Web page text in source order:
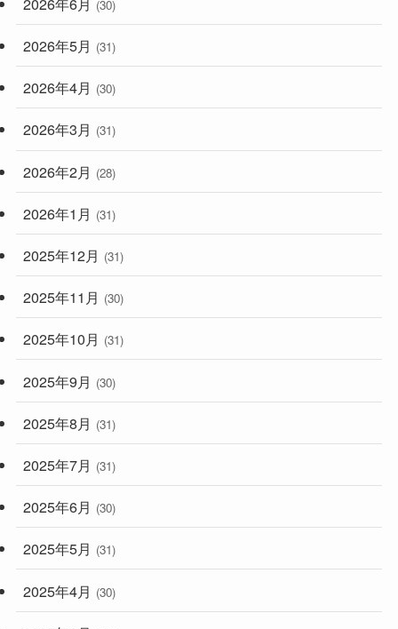
(30)
2026年5月 (31)
2026年4月 (30)
2026年3月 (31)
2026年2月 (28)
2026年1月 (31)
2025年12月 (31)
2025年11月 (30)
2025年10月 (31)
2025年9月 (30)
2025年8月 (31)
2025年7月 (31)
2025年6月 (30)
2025年5月 (31)
2025年4月 (30)